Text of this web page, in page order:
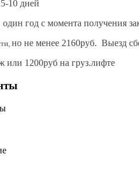
5-10 дней
один год с момента получения
но не менее 2160руб. Выезд
или 1200руб на груз.лифте